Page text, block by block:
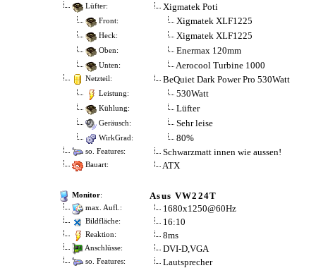
Lüfter: Xigmatek Poti
Front: Xigmatek XLF1225
Heck: Xigmatek XLF1225
Oben: Enermax 120mm
Unten: Aerocool Turbine 1000
Netzteil: BeQuiet Dark Power Pro 530Watt
Leistung: 530Watt
Kühlung: Lüfter
Geräusch: Sehr leise
WirkGrad: 80%
so. Features: Schwarzmatt innen wie aussen!
Bauart: ATX
Monitor: Asus VW224T
max. Aufl.: 1680x1250@60Hz
Bildfläche: 16:10
Reaktion: 8ms
Anschlüsse: DVI-D,VGA
so. Features: Lautsprecher